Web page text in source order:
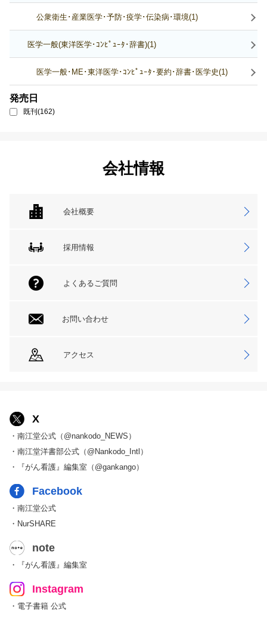
公衆衛生･産業医学･予防･疫学･伝染病･環境(1)
医学一般(東洋医学･ｺﾝﾋﾟｭｰﾀ･辞書)(1)
医学一般･ME･東洋医学･ｺﾝﾋﾟｭｰﾀ･要約･辞書･医学史(1)
発売日
既刊(162)
会社情報
会社概要
採用情報
よくあるご質問
お問い合わせ
アクセス
X
・南江堂公式（@nankodo_NEWS）
・南江堂洋書部公式（@Nankodo_Intl）
・『がん看護』編集室（@gankango）
Facebook
・南江堂公式
・NurSHARE
note
・『がん看護』編集室
Instagram
・電子書籍 公式